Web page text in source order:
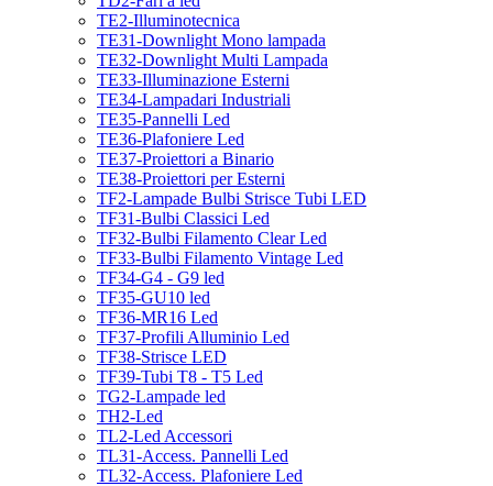
TE2-Illuminotecnica
TE31-Downlight Mono lampada
TE32-Downlight Multi Lampada
TE33-Illuminazione Esterni
TE34-Lampadari Industriali
TE35-Pannelli Led
TE36-Plafoniere Led
TE37-Proiettori a Binario
TE38-Proiettori per Esterni
TF2-Lampade Bulbi Strisce Tubi LED
TF31-Bulbi Classici Led
TF32-Bulbi Filamento Clear Led
TF33-Bulbi Filamento Vintage Led
TF34-G4 - G9 led
TF35-GU10 led
TF36-MR16 Led
TF37-Profili Alluminio Led
TF38-Strisce LED
TF39-Tubi T8 - T5 Led
TG2-Lampade led
TH2-Led
TL2-Led Accessori
TL31-Access. Pannelli Led
TL32-Access. Plafoniere Led